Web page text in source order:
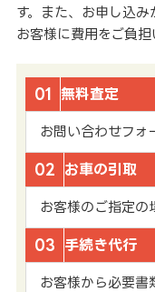
す。また、お申し込み
お客様に費用をご負担
01 無料査定
お問い合わせフォ
02 お車の引取
お客様のご指定の
03 手続き代行
お客様から必要書